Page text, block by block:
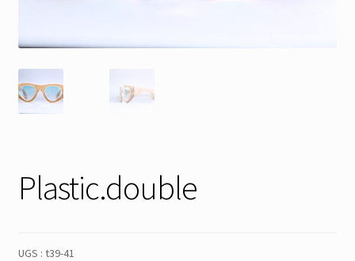
Membres
Mon Compte
Réinitialisation du mot de passe
Plastic.double
UGS : t39-41